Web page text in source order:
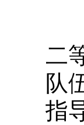
二等
队伍
指导